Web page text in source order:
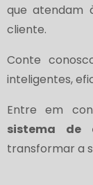
que atendam
cliente.
Conte
inteligentes,
Entre em
sistema de
transformar a